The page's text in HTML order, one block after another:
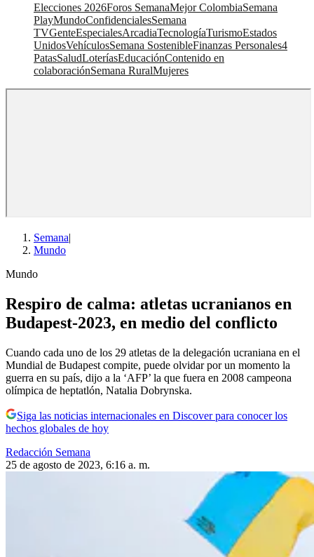
Elecciones 2026Foros SemanaMejor ColombiaSemana
PlayMundoConfidencialesSemana
TVGenteEspecialesArcadiaTecnologíaTurismoEstados
UnidosVehículosSemana SostenibleFinanzas Personales4
PatasSaludLoteríasEducaciónContenido en
colaboraciónSemana RuralMujeres
Semana|
Mundo
Mundo
Respiro de calma: atletas ucranianos en
Budapest-2023, en medio del conflicto
Cuando cada uno de los 29 atletas de la delegación ucraniana en el
Mundial de Budapest compite, puede olvidar por un momento la
guerra en su país, dijo a la ‘AFP’ la que fuera en 2008 campeona
olímpica de heptatlón, Natalia Dobrynska.
Siga las noticias internacionales en Discover para conocer los
hechos globales de hoy
Redacción Semana
25 de agosto de 2023, 6:16 a. m.